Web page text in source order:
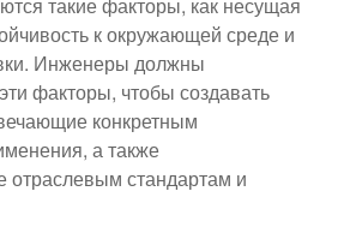
к окружающей среде и
Инженеры должны
факторы, чтобы создавать
конкретным
а также
отраслевым стандартам и